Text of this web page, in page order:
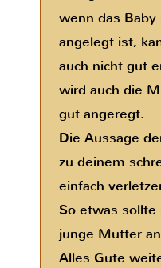
wenn das
angelegt ist,
auch nicht gut
wird auch die
gut angeregt.
Die Aussage
zu deinem
einfach
So etwas sollte
junge Mutter
Alles Gute